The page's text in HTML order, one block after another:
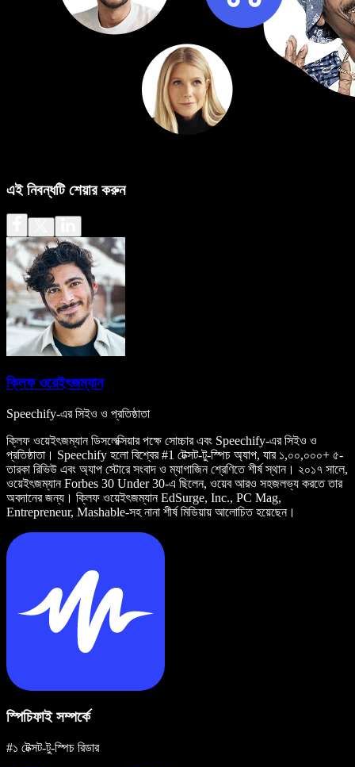
এই নিবন্ধটি শেয়ার করুন
ক্লিফ ওয়েইৎজম্যান
Speechify-এর সিইও ও প্রতিষ্ঠাতা
ক্লিফ ওয়েইৎজম্যান ডিসলেক্সিয়ার পক্ষে সোচ্চার এবং Speechify-এর সিইও ও
প্রতিষ্ঠাতা। Speechify হলো বিশ্বের #1 টেক্সট-টু-স্পিচ অ্যাপ, যার ১,০০,০০০+ ৫-
তারকা রিভিউ এবং অ্যাপ স্টোরে সংবাদ ও ম্যাগাজিন শ্রেণিতে শীর্ষ স্থান। ২০১৭ সালে,
ওয়েইৎজম্যান Forbes 30 Under 30-এ ছিলেন, ওয়েব আরও সহজলভ্য করতে তার
অবদানের জন্য। ক্লিফ ওয়েইৎজম্যান EdSurge, Inc., PC Mag,
Entrepreneur, Mashable-সহ নানা শীর্ষ মিডিয়ায় আলোচিত হয়েছেন।
স্পিচিফাই সম্পর্কে
#১ টেক্সট-টু-স্পিচ রিডার